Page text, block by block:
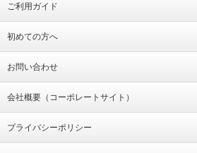
ご利用ガイド
初めての方へ
お問い合わせ
会社概要（コーポレートサイト）
プライバシーポリシー